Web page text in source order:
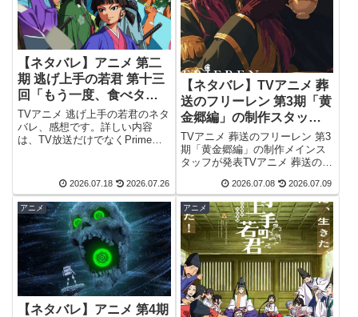
【ネタバレ】アニメ 第二
期 逃げ上手の若君 第十三
回「もう一度、食べタ
イ！」のネタバレ、感想
TVアニメ 逃げ上手の若君のネタ
バレ、感想です。詳しい内容
は、TV放送だけでなくPrime
です。第十三回（第二期 第一
回）「もう一度、食べタイ！」
第一期のあらすじを振り返った
後...
2026.07.18 2026.07.26
【ネタバレ】TVアニメ 葬
送のフリーレン 第3期「黄
金郷編」の制作スタッフ
が発表
TVアニメ 葬送のフリーレン 第3
期「黄金郷編」の制作メインス
タッフが発表TVアニメ 葬送のフ
制作メインスタッフが、アメリ
カ・ロサンゼルスで開催された
アニメイベント「Anime Expo
2026」で発表されま...
2026.07.08 2026.07.09
アニメ
【ネタバレ】アニメ 第4期
アニメ